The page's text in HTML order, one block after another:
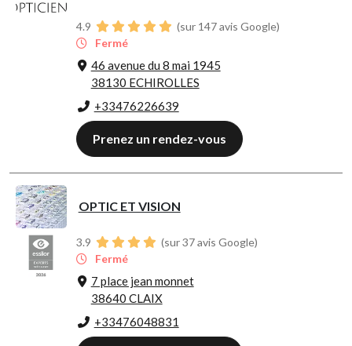
4.9
(sur 147 avis Google)
Fermé
46 avenue du 8 mai 1945
38130 ECHIROLLES
+33476226639
Prenez un rendez-vous
OPTIC ET VISION
3.9
(sur 37 avis Google)
Fermé
7 place jean monnet
38640 CLAIX
+33476048831